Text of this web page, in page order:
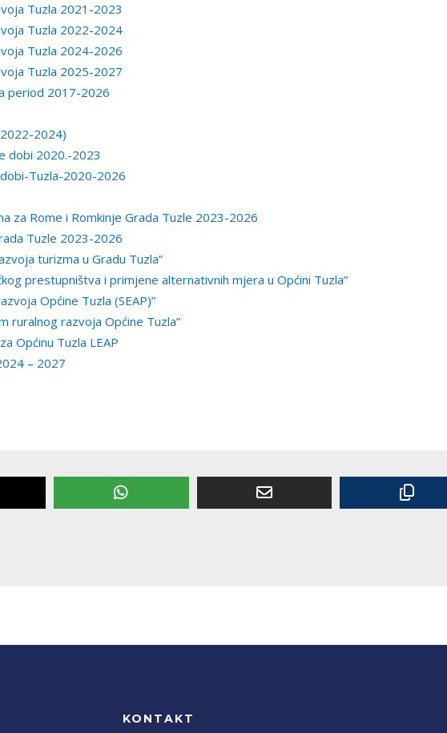
Tuzla 2021-2023
Tuzla 2022-2024
Tuzla 2024-2026
Tuzla 2025-2027
period 2017-2026
2024)
dobi 2020.-2023
Tuzla-2020-2026
za Rome i Romkinje Grada Tuzle 2023-2026
Tuzle 2023-2026
turizma u Gradu Tuzla”
prestupništva i primjene alternativnih mjera u Općini Tuzla”
Općine Tuzla (SEAP)”
ruralnog razvoja Općine Tuzla”
Općinu Tuzla LEAP
– 2027
KONTAKT